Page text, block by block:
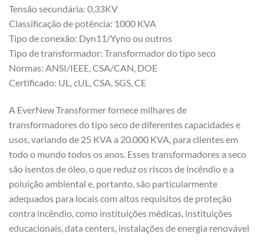
Tensão secundária: 0,33KV
Classificação de potência: 1000 KVA
Tipo de conexão: Dyn11/Yyno ou outros
Tipo de transformador: Transformador do tipo seco
Normas: ANSI/IEEE, CSA/CAN, DOE
Certificado: UL, cUL, CSA, SGS, CE
A EverNew Transformer fornece milhares de
transformadores do tipo seco de diferentes capacidades e
usos, variando de 25 KVA a 20.000 KVA, para clientes em
todo o mundo todos os anos. Esses transformadores a seco
são isentos de óleo, o que reduz os riscos de incêndio e a
poluição ambiental e, portanto, são particularmente
adequados para locais com altos requisitos de proteção
contra incêndio, como instituições médicas, instituições
educacionais, data centers, instalações de energia renovável